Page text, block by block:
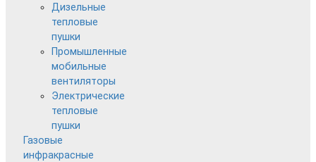
Дизельные
тепловые
пушки
Промышленные
мобильные
вентиляторы
Электрические
тепловые
пушки
Газовые
инфракрасные